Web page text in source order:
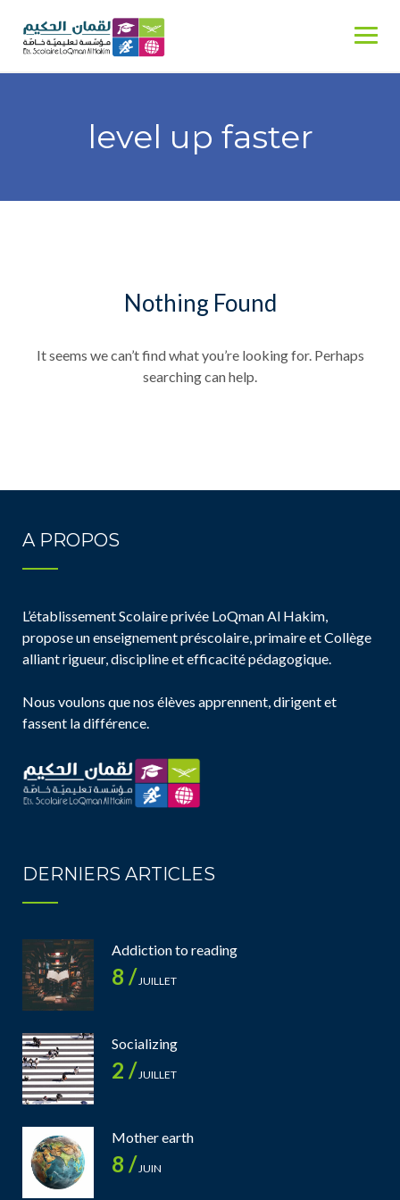
content
level up faster
Nothing Found
It seems we can’t find what you’re looking for. Perhaps
searching can help.
A PROPOS
L’établissement Scolaire privée LoQman Al Hakim,
propose un enseignement préscolaire, primaire et Collège
alliant rigueur, discipline et efficacité pédagogique.
Nous voulons que nos élèves apprennent, dirigent et
fassent la différence.
DERNIERS ARTICLES
Addiction to reading
8 /JUILLET
Socializing
2 /JUILLET
Mother earth
8 /JUIN